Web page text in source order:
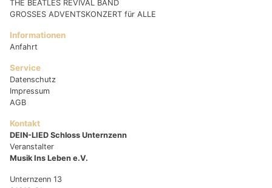
THE BEATLES REVIVAL BAND
GROSSES ADVENTSKONZERT für ALLE
Informationen
Anfahrt
Service
Datenschutz
Impressum
AGB
Kontakt
DEIN-LIED Schloss Unternzenn
Veranstalter
Musik Ins Leben e.V.
Unternzenn 13